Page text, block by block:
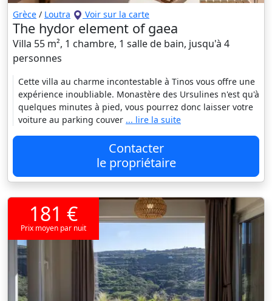
Grèce / Loutra Voir sur la carte
The hydor element of gaea
Villa 55 m², 1 chambre, 1 salle de bain, jusqu'à 4
personnes
Cette villa au charme incontestable à Tinos vous offre une
expérience inoubliable. Monastère des Ursulines n'est qu'à
quelques minutes à pied, vous pourrez donc laisser votre
voiture au parking couver ... lire la suite
Contacter
le propriétaire
181 €
Prix moyen par nuit